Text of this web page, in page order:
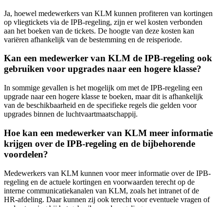
Ja, hoewel medewerkers van KLM kunnen profiteren van kortingen
op vliegtickets via de IPB-regeling, zijn er wel kosten verbonden
aan het boeken van de tickets. De hoogte van deze kosten kan
variëren afhankelijk van de bestemming en de reisperiode.
Kan een medewerker van KLM de IPB-regeling ook
gebruiken voor upgrades naar een hogere klasse?
In sommige gevallen is het mogelijk om met de IPB-regeling een
upgrade naar een hogere klasse te boeken, maar dit is afhankelijk
van de beschikbaarheid en de specifieke regels die gelden voor
upgrades binnen de luchtvaartmaatschappij.
Hoe kan een medewerker van KLM meer informatie
krijgen over de IPB-regeling en de bijbehorende
voordelen?
Medewerkers van KLM kunnen voor meer informatie over de IPB-
regeling en de actuele kortingen en voorwaarden terecht op de
interne communicatiekanalen van KLM, zoals het intranet of de
HR-afdeling. Daar kunnen zij ook terecht voor eventuele vragen of